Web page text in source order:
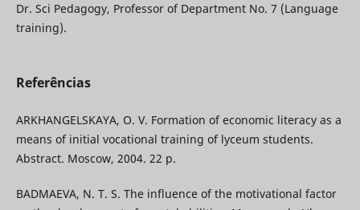
Dr. Sci Pedagogy, Professor of Department No. 7 (Language
training).
Referências
ARKHANGELSKAYA, O. V. Formation of economic literacy as a
means of initial vocational training of lyceum students.
Abstract. Moscow, 2004. 22 p.
BADMAEVA, N. T. S. The influence of the motivational factor